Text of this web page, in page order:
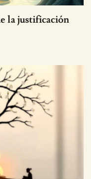
la justificación